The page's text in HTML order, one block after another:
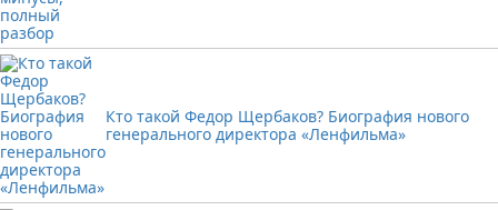
Кто такой Федор Щербаков? Биография нового
генерального директора «Ленфильма»